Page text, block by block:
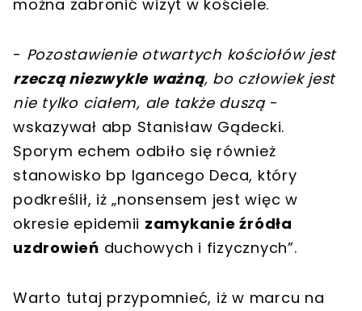
można zabronić wizyt w kościele.
- Pozostawienie otwartych kościołów jest
rzeczą niezwykle ważną, bo człowiek jest
nie tylko ciałem, ale także duszą-
wskazywał abp Stanisław Gądecki.
Sporym echem odbiło się również
stanowisko bp Igancego Deca, który
podkreślił, iż „nonsensem jest więc w
okresie epidemii zamykanie źródła
uzdrowień duchowych i fizycznych”.
Warto tutaj przypomnieć, iż w marcu na